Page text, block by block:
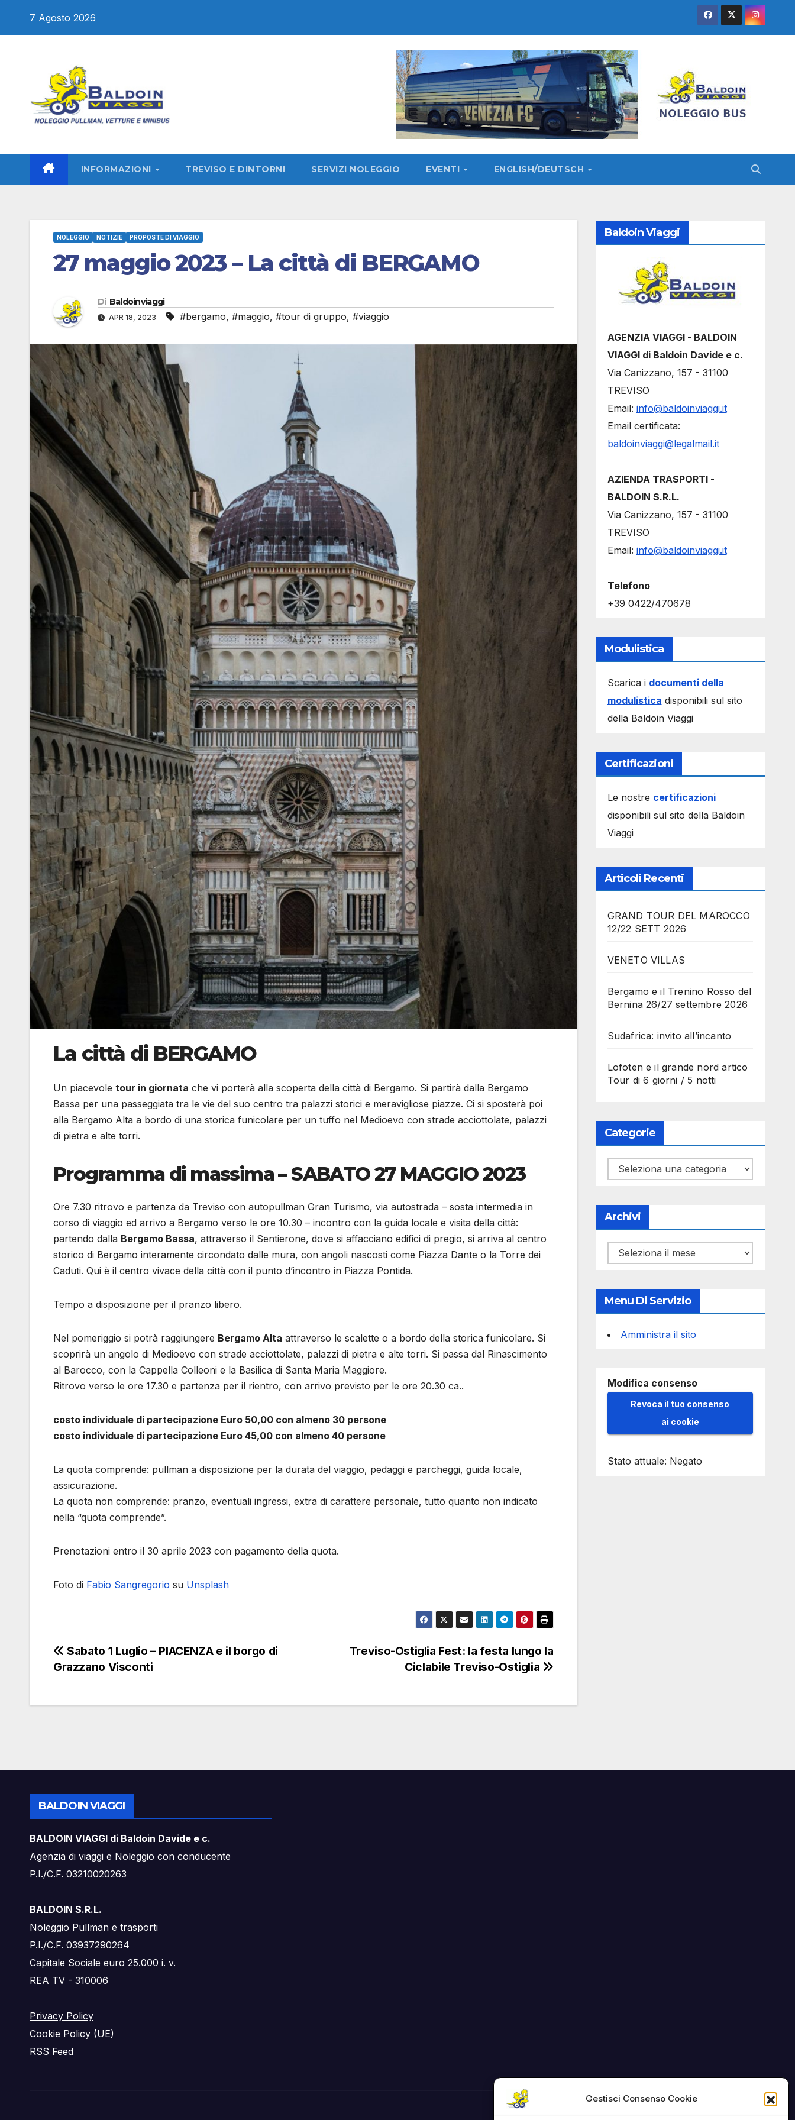
Gestisci Consenso Cookie
7 Agosto 2026
INFORMAZIONI TREVISO E DINTORNI SERVIZI NOLEGGIO EVENTI ENGLISH/DEUTSCH
NOLEGGIO NOTIZIE PROPOSTE DI VIAGGIO
27 maggio 2023 – La città di BERGAMO
Di Baldoinviaggi
APR 18, 2023 #bergamo, #maggio, #tour di gruppo, #viaggio
La città di BERGAMO
Un piacevole tour in giornata che vi porterà alla scoperta della città di Bergamo. Si partirà dalla Bergamo
Bassa per una passeggiata tra le vie del suo centro tra palazzi storici e meravigliose piazze. Ci si sposterà poi
alla Bergamo Alta a bordo di una storica funicolare per un tuffo nel Medioevo con strade acciottolate, palazzi
di pietra e alte torri.
Programma di massima –SABATO 27 MAGGIO 2023
Ore 7.30 ritrovo e partenza da Treviso con autopullman Gran Turismo, via autostrada – sosta intermedia in
corso di viaggio ed arrivo a Bergamo verso le ore 10.30 – incontro con la guida locale e visita della città:
partendo dalla Bergamo Bassa, attraverso il Sentierone, dove si affacciano edifici di pregio, si arriva al centro
storico di Bergamo interamente circondato dalle mura, con angoli nascosti come Piazza Dante o la Torre dei
Caduti. Qui è il centro vivace della città con il punto d’incontro in Piazza Pontida.
Tempo a disposizione per il pranzo libero.
Nel pomeriggio si potrà raggiungere Bergamo Alta attraverso le scalette o a bordo della storica funicolare. Si
scoprirà un angolo di Medioevo con strade acciottolate, palazzi di pietra e alte torri. Si passa dal Rinascimento
al Barocco, con la Cappella Colleoni e la Basilica di Santa Maria Maggiore.
Ritrovo verso le ore 17.30 e partenza per il rientro, con arrivo previsto per le ore 20.30 ca..
costo individuale di partecipazione Euro 50,00 con almeno 30 persone
costo individuale di partecipazione Euro 45,00 con almeno 40 persone
La quota comprende: pullman a disposizione per la durata del viaggio, pedaggi e parcheggi, guida locale,
assicurazione.
La quota non comprende: pranzo, eventuali ingressi, extra di carattere personale, tutto quanto non indicato
nella “quota comprende”.
Prenotazioni entro il 30 aprile 2023 con pagamento della quota.
Foto di Fabio Sangregorio su Unsplash
Navigazione
Treviso-Ostiglia Fest: la festa lungo la
Ciclabile Treviso-Ostiglia
Sabato 1 Luglio – PIACENZA e il borgo di
Grazzano Visconti
Baldoin Viaggi
AGENZIA VIAGGI - BALDOIN
VIAGGI di Baldoin Davide e c.
Via Canizzano, 157 - 31100
TREVISO
Email: info@baldoinviaggi.it
Email certificata:
baldoinviaggi@legalmail.it
AZIENDA TRASPORTI -
BALDOIN S.R.L.
Via Canizzano, 157 - 31100
TREVISO
Email: info@baldoinviaggi.it
Telefono
+39 0422/470678
Modulistica
Scarica i documenti della
modulistica disponibili sul sito
della Baldoin Viaggi
Certificazioni
Le nostre certificazioni
disponibili sul sito della Baldoin
Viaggi
Articoli Recenti
GRAND TOUR DEL MAROCCO
12/22 SETT 2026
VENETO VILLAS
Bergamo e il Trenino Rosso del
Bernina 26/27 settembre 2026
Sudafrica: invito all’incanto
Lofoten e il grande nord artico
Tour di 6 giorni / 5 notti
Categorie
Categorie
Archivi
Archivi
Menu Di Servizio
Amministra il sito
Modifica consenso
Revoca il tuo consenso
ai cookie
Stato attuale: Negato
BALDOIN VIAGGI
BALDOIN VIAGGI di Baldoin Davide e c.
Agenzia di viaggi e Noleggio con conducente
P.I./C.F. 03210020263
BALDOIN S.R.L.
Noleggio Pullman e trasporti
P.I./C.F. 03937290264
Capitale Sociale euro 25.000 i. v.
REA TV - 310006
Privacy Policy
Cookie Policy (UE)
RSS Feed